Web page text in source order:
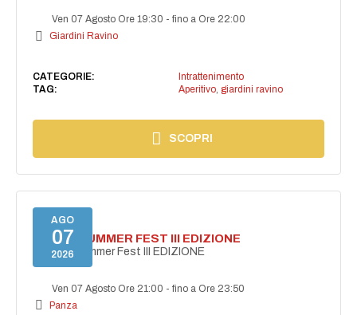
Ven 07 Agosto Ore 19:30 -fino a Ore 22:00
Giardini Ravino
CATEGORIE:
Intrattenimento
TAG:
Aperitivo, giardini ravino
SCOPRI
AGO
07
2026
PANZA SUMMER FEST III EDIZIONE
PANZA Summer Fest III EDIZIONE
Ven 07 Agosto Ore 21:00 -fino a Ore 23:50
Panza